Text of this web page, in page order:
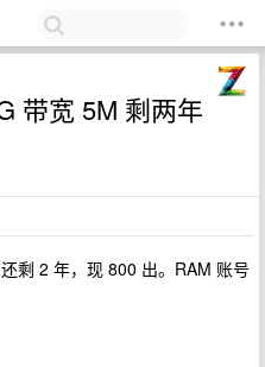
带宽 5M 剩两年
剩 2 年，现 800 出。RAM 账号